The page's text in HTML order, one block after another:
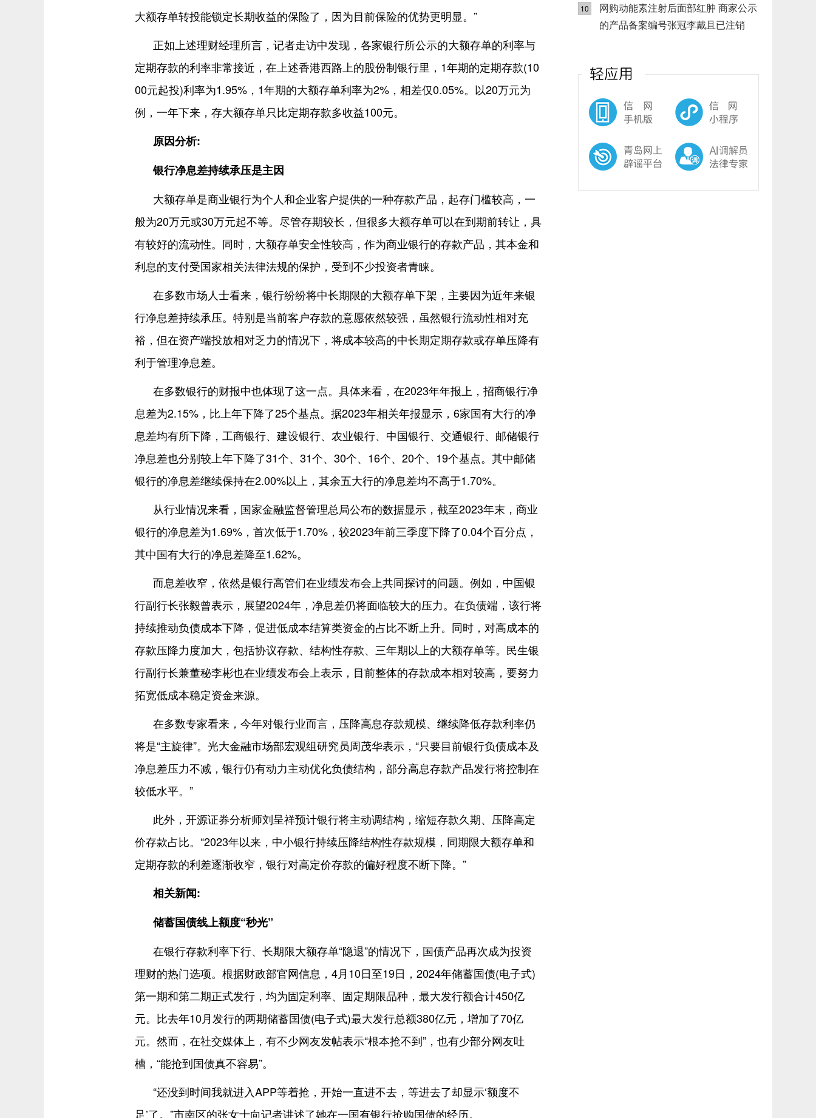
大额存单转投能锁定长期收益的保险了，因为目前保险的优势更明显。”
正如上述理财经理所言，记者走访中发现，各家银行所公示的大额存单的利率与
定期存款的利率非常接近，在上述香港西路上的股份制银行里，1年期的定期存款(10
00元起投)利率为1.95%，1年期的大额存单利率为2%，相差仅0.05%。以20万元为
例，一年下来，存大额存单只比定期存款多收益100元。
原因分析:
银行净息差持续承压是主因
大额存单是商业银行为个人和企业客户提供的一种存款产品，起存门槛较高，一
般为20万元或30万元起不等。尽管存期较长，但很多大额存单可以在到期前转让，具
有较好的流动性。同时，大额存单安全性较高，作为商业银行的存款产品，其本金和
利息的支付受国家相关法律法规的保护，受到不少投资者青睐。
在多数市场人士看来，银行纷纷将中长期限的大额存单下架，主要因为近年来银
行净息差持续承压。特别是当前客户存款的意愿依然较强，虽然银行流动性相对充
裕，但在资产端投放相对乏力的情况下，将成本较高的中长期定期存款或存单压降有
利于管理净息差。
在多数银行的财报中也体现了这一点。具体来看，在2023年年报上，招商银行净
息差为2.15%，比上年下降了25个基点。据2023年相关年报显示，6家国有大行的净
息差均有所下降，工商银行、建设银行、农业银行、中国银行、交通银行、邮储银行
净息差也分别较上年下降了31个、31个、30个、16个、20个、19个基点。其中邮储
银行的净息差继续保持在2.00%以上，其余五大行的净息差均不高于1.70%。
从行业情况来看，国家金融监督管理总局公布的数据显示，截至2023年末，商业
银行的净息差为1.69%，首次低于1.70%，较2023年前三季度下降了0.04个百分点，
其中国有大行的净息差降至1.62%。
而息差收窄，依然是银行高管们在业绩发布会上共同探讨的问题。例如，中国银
行副行长张毅曾表示，展望2024年，净息差仍将面临较大的压力。在负债端，该行将
持续推动负债成本下降，促进低成本结算类资金的占比不断上升。同时，对高成本的
存款压降力度加大，包括协议存款、结构性存款、三年期以上的大额存单等。民生银
行副行长兼董秘李彬也在业绩发布会上表示，目前整体的存款成本相对较高，要努力
拓宽低成本稳定资金来源。
在多数专家看来，今年对银行业而言，压降高息存款规模、继续降低存款利率仍
将是“主旋律”。光大金融市场部宏观组研究员周茂华表示，“只要目前银行负债成本及
净息差压力不减，银行仍有动力主动优化负债结构，部分高息存款产品发行将控制在
较低水平。”
此外，开源证券分析师刘呈祥预计银行将主动调结构，缩短存款久期、压降高定
价存款占比。“2023年以来，中小银行持续压降结构性存款规模，同期限大额存单和
定期存款的利差逐渐收窄，银行对高定价存款的偏好程度不断下降。”
相关新闻:
储蓄国债线上额度“秒光”
在银行存款利率下行、长期限大额存单“隐退”的情况下，国债产品再次成为投资
理财的热门选项。根据财政部官网信息，4月10日至19日，2024年储蓄国债(电子式)
第一期和第二期正式发行，均为固定利率、固定期限品种，最大发行额合计450亿
元。比去年10月发行的两期储蓄国债(电子式)最大发行总额380亿元，增加了70亿
元。然而，在社交媒体上，有不少网友发帖表示“根本抢不到”，也有少部分网友吐
槽，“能抢到国债真不容易”。
“还没到时间我就进入APP等着抢，开始一直进不去，等进去了却显示‘额度不
足’了。”市南区的张女士向记者讲述了她在一国有银行抢购国债的经历。
10
网购动能素注射后面部红肿 商家公示
的产品备案编号张冠李戴且已注销